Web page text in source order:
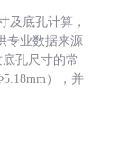
及底孔计算，
专业数据来源
底孔尺寸的常
），并